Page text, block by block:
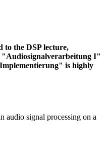
to the DSP lecture,
"Audiosignalverarbeitung I"
is highly
audio signal processing on a